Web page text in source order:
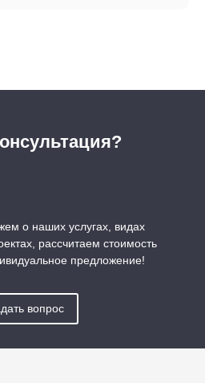
о наших услугах, видах
рассчитаем стоимость
предложение!
вопрос